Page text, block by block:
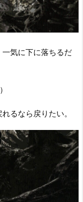
一気に下に落ちるだ
るなら戻りたい。